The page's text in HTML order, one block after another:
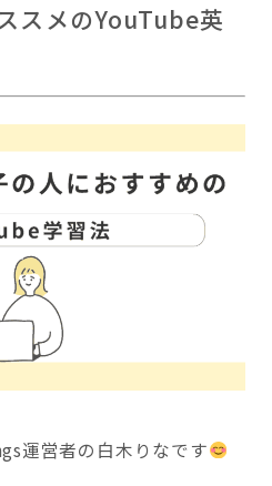
スメのYouTube英
運営者の白木りなです